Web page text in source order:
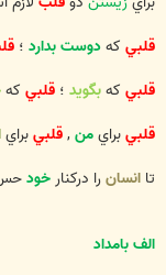
قلبي کهدوست بدارد ؛
قلبي کهبگويد ؛ قلبي که
قلبيبرايمن ,قلبيبراي
تا انسانرا درکنارخود
الف بامداد